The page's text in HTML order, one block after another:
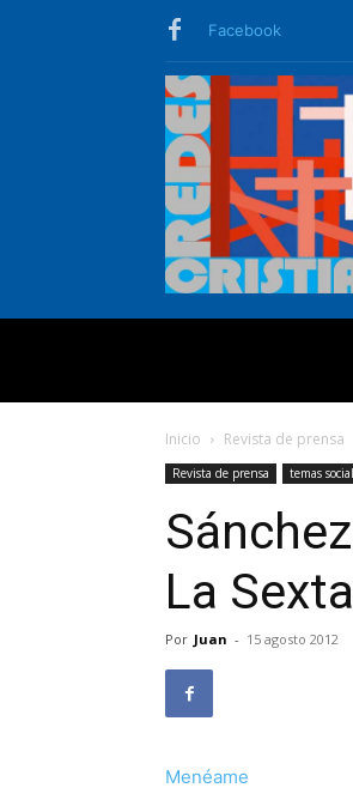
Facebook
Inicio Revista de prensa
Revista de prensa temas
La
Por Juan - 15 agosto 2012
Menéame